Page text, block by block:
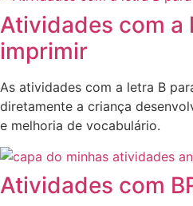
Atividades com a
imprimir
As atividades com a letra B
diretamente a criança
e melhoria de vocabulário.
Atividades com